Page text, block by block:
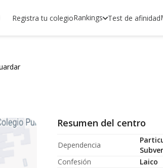
Registra tu colegioRankings Test de afinidad
Resumen del centro
Dependencia
Confesión
Laico